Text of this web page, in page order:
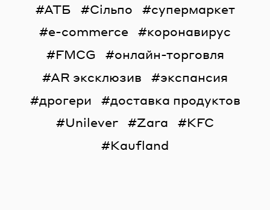
АТБ
Сільпо
супермаркет
e-commerce
коронавирус
FMCG
онлайн-торговля
AR эксклюзив
экспансия
дрогери
доставка продуктов
Unilever
Zara
KFC
Kaufland